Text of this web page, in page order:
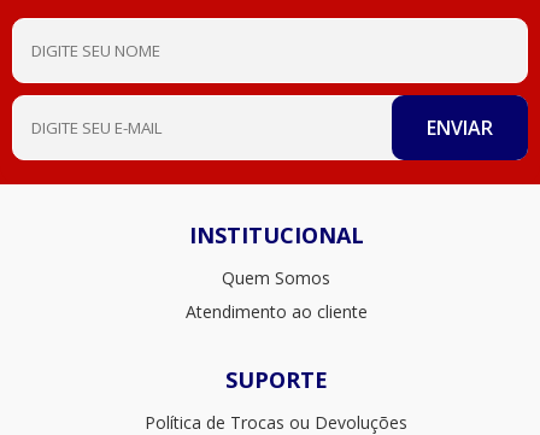
INSTITUCIONAL
Quem Somos
Atendimento ao cliente
SUPORTE
Política de Trocas ou Devoluções